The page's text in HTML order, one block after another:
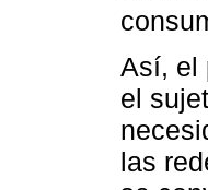
Así, el
el
las